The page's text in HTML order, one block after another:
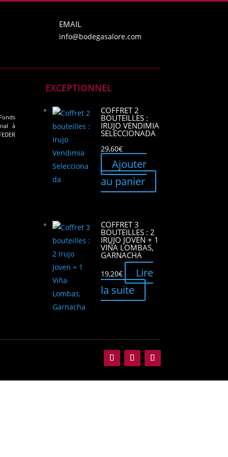
EMAIL
info@bodegasalore.com
à
EXCEPTIONNEL
COFFRET 2
BOUTEILLES :
IRUJO VENDIMIA
SELECCIONADA
29,60€
Ajouter
au panier
COFFRET 3
BOUTEILLES : 2
IRUJO JOVEN + 1
VIÑA LOMBAS,
GARNACHA
19,20€
Lire
la suite